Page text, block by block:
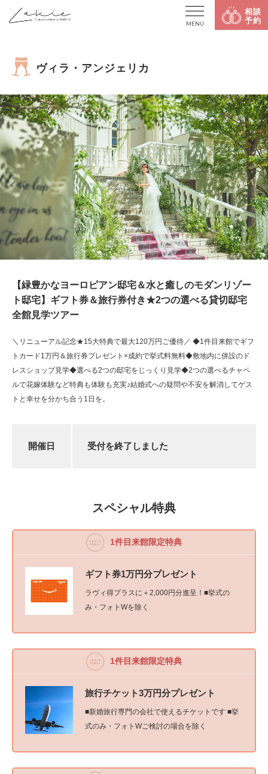
相談
予約
MENU
ヴィラ・アンジェリカ
【緑豊かなヨーロピアン邸宅＆水と癒しのモダンリゾー
ト邸宅】ギフト券＆旅行券付き★2つの選べる貸切邸宅
全館見学ツアー
＼リニューアル記念★15大特典で最大120万円ご優待／ ◆1件目来館でギフ
トカード1万円＆旅行券プレゼント×成約で挙式料無料◆敷地内に併設のド
レスショップ見学◆選べる2つの邸宅をじっくり見学◆2つの選べるチャペ
ルで花嫁体験など特典も体験も充実♪結婚式への疑問や不安を解消してゲス
トと幸せを分かち合う1日を。
開催日 受付を終了しました
スペシャル特典
1件目来館限定特典
ギフト券1万円分プレゼント
ラヴィ得プラスに＋2,000円分進呈！■挙式の
み・フォトWを除く
1件目来館限定特典
旅行チケット3万円分プレゼント
■新婚旅行専門の会社で使えるチケットです ■挙
式のみ・フォトWご検討の場合を除く